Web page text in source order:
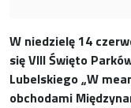
W niedzielę 14
się VIII Święto
Lubelskiego „W
obchodami